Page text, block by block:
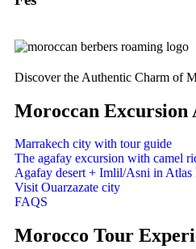
Discover the Authentic Charm of
Moroccan Excursion
Marrakech city with tour guide
The agafay excursion with camel
Agafay desert + Imlil/Asni in Atlas
Visit Ouarzazate city
FAQS
Morocco Tour